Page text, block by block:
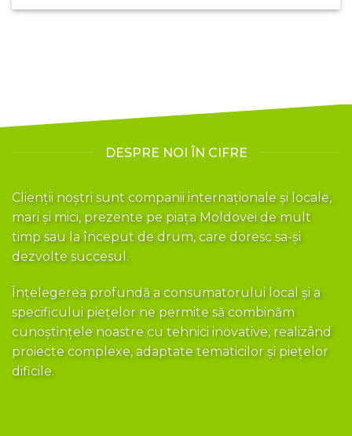
DESPRE NOI ÎN CIFRE
Clienții noștri sunt companii internaționale și locale,
mari și mici, prezente pe piața Moldovei de mult
timp sau la început de drum, care doresc sa-și
dezvolte succesul.
Înțelegerea profundă a consumatorului local și a
specificului piețelor ne permite să combinăm
cunoștințele noastre cu tehnici inovative, realizând
proiecte complexe, adaptate tematicilor și piețelor
dificile.